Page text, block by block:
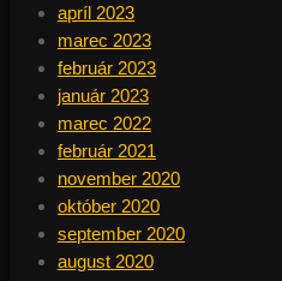
apríl 2023
marec 2023
február 2023
január 2023
marec 2022
február 2021
november 2020
október 2020
september 2020
august 2020